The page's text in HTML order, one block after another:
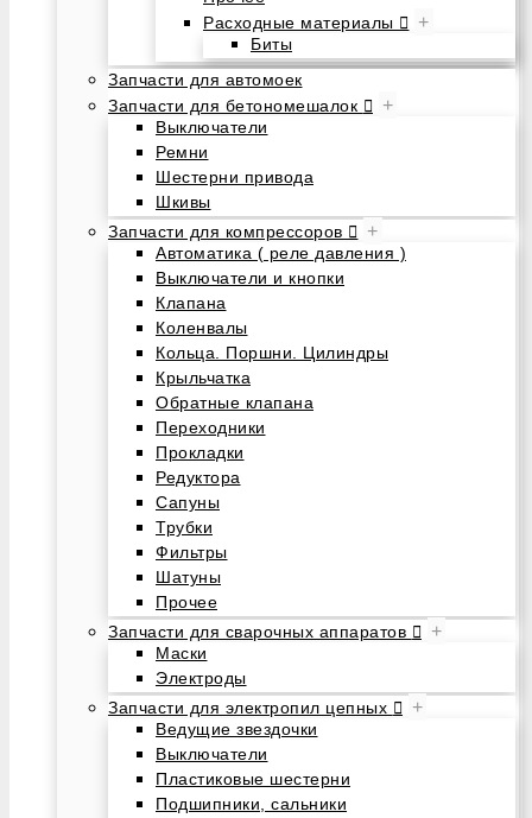
Расходные материалы
+
Биты
Запчасти для автомоек
Запчасти для бетономешалок
+
Выключатели
Ремни
Шестерни привода
Шкивы
Запчасти для компрессоров
+
Автоматика ( реле давления )
Выключатели и кнопки
Клапана
Коленвалы
Кольца. Поршни. Цилиндры
Крыльчатка
Обратные клапана
Переходники
Прокладки
Редуктора
Сапуны
Трубки
Фильтры
Шатуны
Прочее
Запчасти для сварочных аппаратов
+
Маски
Электроды
Запчасти для электропил цепных
+
Ведущие звездочки
Выключатели
Пластиковые шестерни
Подшипники, сальники